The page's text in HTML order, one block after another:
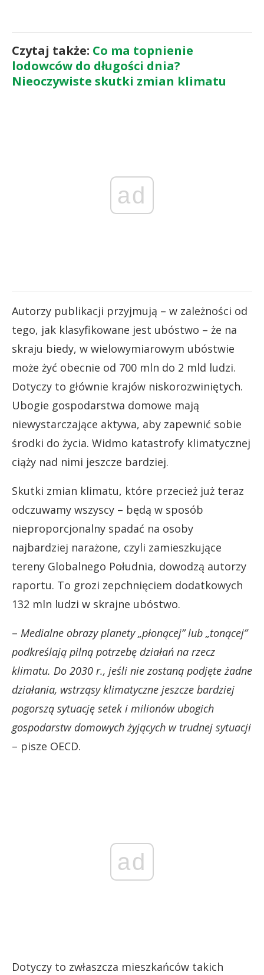
Czytaj także: Co ma topnienie
lodowców do długości dnia?
Nieoczywiste skutki zmian klimatu
ad
Autorzy publikacji przyjmują – w zależności od
tego, jak klasyfikowane jest ubóstwo – że na
skraju biedy, w wielowymiarowym ubóstwie
może żyć obecnie od 700 mln do 2 mld ludzi.
Dotyczy to głównie krajów niskorozwiniętych.
Ubogie gospodarstwa domowe mają
niewystarczające aktywa, aby zapewnić sobie
środki do życia. Widmo katastrofy klimatycznej
ciąży nad nimi jeszcze bardziej.
Skutki zmian klimatu, które przecież już teraz
odczuwamy wszyscy – będą w sposób
nieproporcjonalny spadać na osoby
najbardziej narażone, czyli zamieszkujące
tereny Globalnego Południa, dowodzą autorzy
raportu. To grozi zepchnięciem dodatkowych
132 mln ludzi w skrajne ubóstwo.
– Medialne obrazy planety „płonącej” lub „tonącej”
podkreślają pilną potrzebę działań na rzecz
klimatu. Do 2030 r., jeśli nie zostaną podjęte żadne
działania, wstrząsy klimatyczne jeszcze bardziej
pogorszą sytuację setek i milionów ubogich
gospodarstw domowych żyjących w trudnej sytuacji
– pisze OECD.
ad
Dotyczy to zwłaszcza mieszkańców takich